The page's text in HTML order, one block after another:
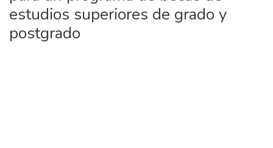
estudios superiores de grado y
postgrado